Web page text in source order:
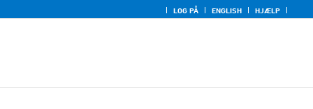
LOG PÅ ENGLISH HJÆLP